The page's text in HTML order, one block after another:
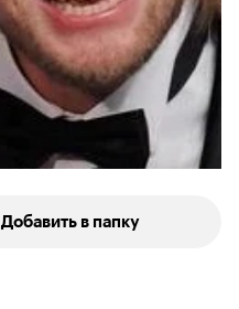
Добавить в папку